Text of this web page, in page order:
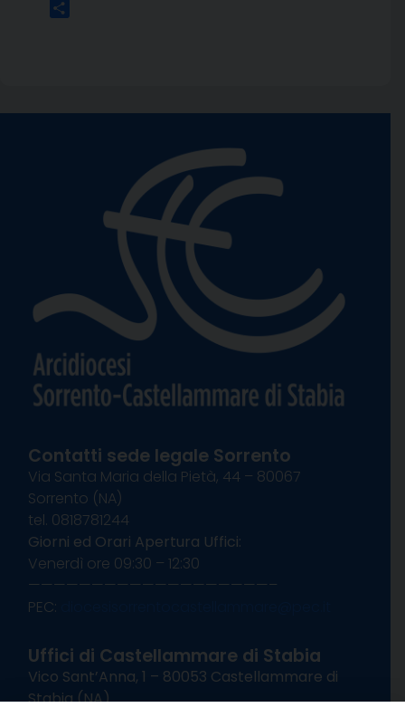
Contatti sede legale Sorrento
Via Santa Maria della Pietà, 44 – 80067
Sorrento (NA)
tel. 0818781244
Giorni ed Orari Apertura Uffici:
Venerdì ore 09:30 – 12:30
———————————————————–
PEC:
Uffici di Castellammare di Stabia
Vico Sant’Anna, 1 – 80053 Castellammare di
Stabia (NA)